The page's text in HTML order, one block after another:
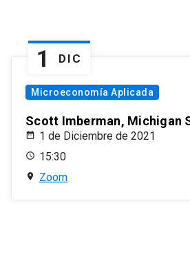
1 DIC
Microeconomía Aplicada
Scott Imberman, Michigan
1 de Diciembre de 2021
15:30
Zoom